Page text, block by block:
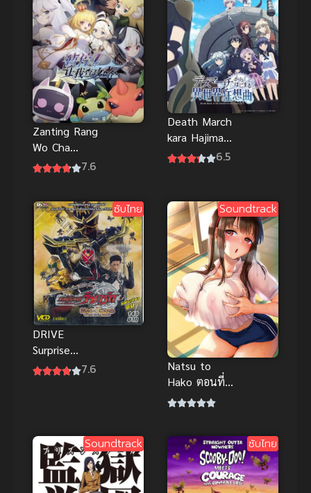
Zanting Rang
Wo Cha
Gonglue
ก่อน
7.6
Death March
kara Hajimaru
Isekai
โศกนาฏกรรม
ต่างโลกเริ่มต้น
จากเดธมาร์ช
6.5
ซับไทย
DRIVE
Surprise
Future
7.6
Soundtrack
Natsu to
Hako ตอนที่
1-2 ซับไทย
(นมใหญ่) |
สรุปก่อนดู
Soundtrack ซับไทย